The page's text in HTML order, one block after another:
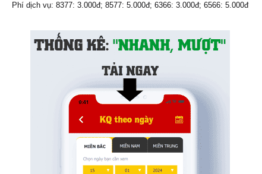
Phí dịch vụ: 8377: 3.000đ; 8577: 5.000đ; 6366: 3.000đ; 6566: 5.000đ